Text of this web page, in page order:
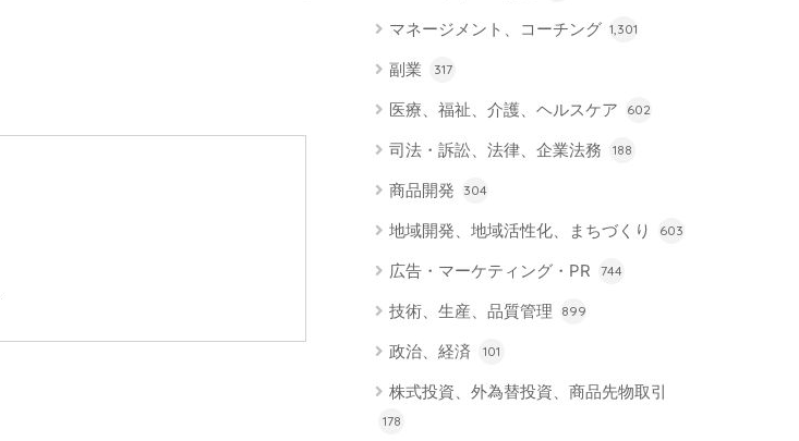
マネージメント、コーチング 1,301
副業 317
医療、福祉、介護、ヘルスケア 602
司法・訴訟、法律、企業法務 188
商品開発 304
地域開発、地域活性化、まちづくり 603
広告・マーケティング・PR 744
技術、生産、品質管理 899
政治、経済 101
株式投資、外為替投資、商品先物取引
178